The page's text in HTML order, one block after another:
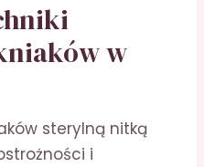
w
sterylną nitką
i